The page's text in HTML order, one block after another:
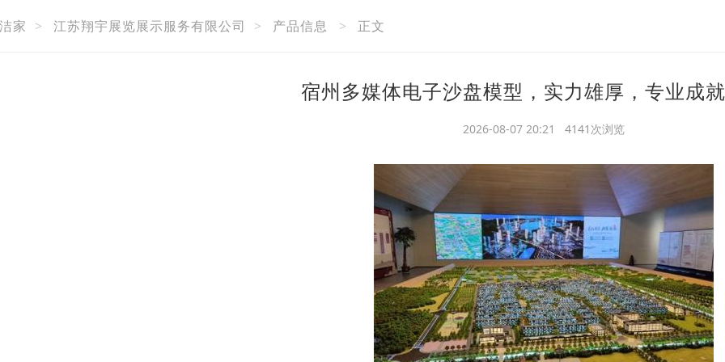
家 > 江苏翔宇展览展示服务有限公司 > 产品信息 > 正文
宿州多媒体电子沙盘模型，实力雄厚，专业成
2026-08-07 20:21 4141次浏览